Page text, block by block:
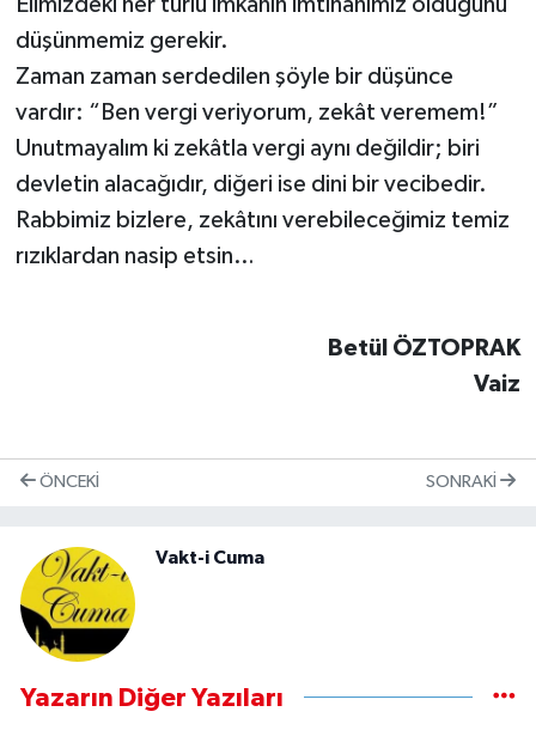
düşünmemiz gerekir.
Zaman zaman serdedilen şöyle bir düşünce
vardır: “Ben vergi veriyorum, zekât veremem!”
Unutmayalım ki zekâtla vergi aynı değildir; biri
devletin alacağıdır, diğeri ise dini bir vecibedir.
Rabbimiz bizlere, zekâtını verebileceğimiz temiz
rızıklardan nasip etsin…
Betül ÖZTOPRAK
Vaiz
ÖNCEKI SONRAKI
Vakt-i Cuma
Yazarın Diğer Yazıları